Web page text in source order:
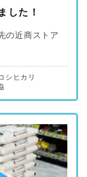
した！
の近商ストア
シヒカリ